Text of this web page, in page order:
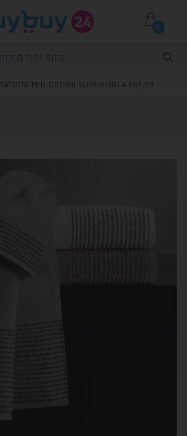
0
PER ORDINI SUPERIORI A €69,99